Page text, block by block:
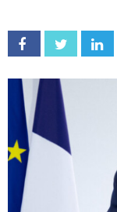
Facebook Twitter